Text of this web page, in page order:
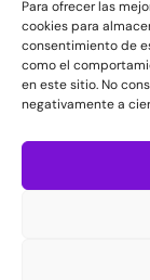
Para ofrecer las
cookies para
consentimiento de
como el
en este sitio. No
negativamente a
Hazte socio
Grupos de